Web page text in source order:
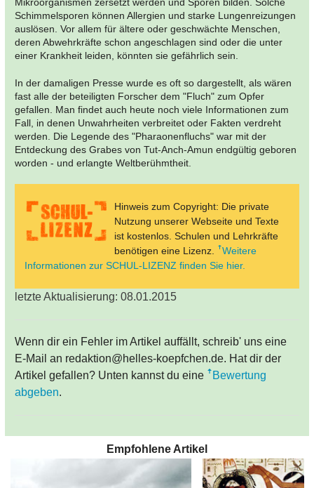
Mikroorganismen zersetzt werden und Sporen bilden. Solche
Schimmelsporen können Allergien und starke Lungenreizungen
auslösen. Vor allem für ältere oder geschwächte Menschen,
deren Abwehrkräfte schon angeschlagen sind oder die unter
einer Krankheit leiden, könnten sie gefährlich sein.
In der damaligen Presse wurde es oft so dargestellt, als wären
fast alle der beteiligten Forscher dem "Fluch" zum Opfer
gefallen. Man findet auch heute noch viele Informationen zum
Fall, in denen Unwahrheiten verbreitet oder Fakten verdreht
werden. Die Legende des "Pharaonenfluchs" war mit der
Entdeckung des Grabes von Tut-Anch-Amun endgültig geboren
worden - und erlangte Weltberühmtheit.
Hinweis zum Copyright: Die private
Nutzung unserer Webseite und Texte
ist kostenlos. Schulen und Lehrkräfte
benötigen eine Lizenz.
Weitere
Informationen zur SCHUL-LIZENZ finden Sie hier.
letzte Aktualisierung: 08.01.2015
Wenn dir ein Fehler im Artikel auffällt, schreib' uns eine
E-Mail an redaktion@helles-koepfchen.de. Hat dir der
Artikel gefallen? Unten kannst du eine
Bewertung
abgeben.
Empfohlene Artikel